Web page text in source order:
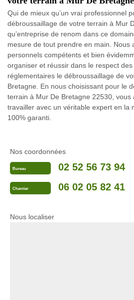
Qui de mieux qu’un vrai professionnel
débroussaillage de votre terrain à Mur
qu’entreprise de renom dans ce
mesure de tout prendre en main. Nous
personnels compétents et bien
organiser et réussir dans le respect
réglementaires le débroussaillage de
Bretagne. En nous choisissant pour le
terrain à Mur De Bretagne 22530, vous
travailler avec un véritable expert en la
100% garanti.
Nos coordonnées
Bureau 02 52 56 73 94
Chantier 06 02 05 82 41
Nous localiser